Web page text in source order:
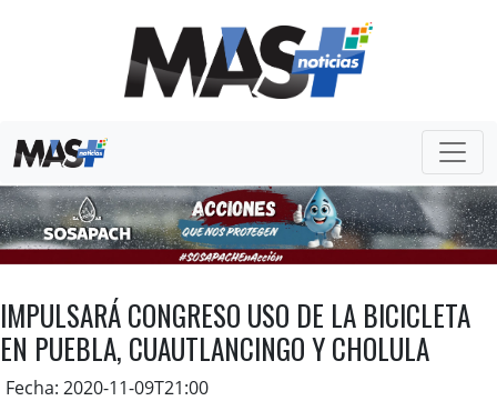
IMPULSARÁ CONGRESO USO DE LA BICICLETA
EN PUEBLA, CUAUTLANCINGO Y CHOLULA
Fecha: 2020-11-09T21:00